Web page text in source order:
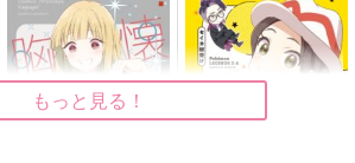
もっと見る！